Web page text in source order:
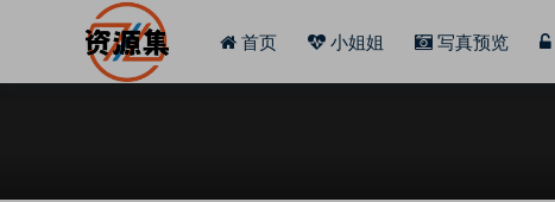
首页 小姐姐 写真预览